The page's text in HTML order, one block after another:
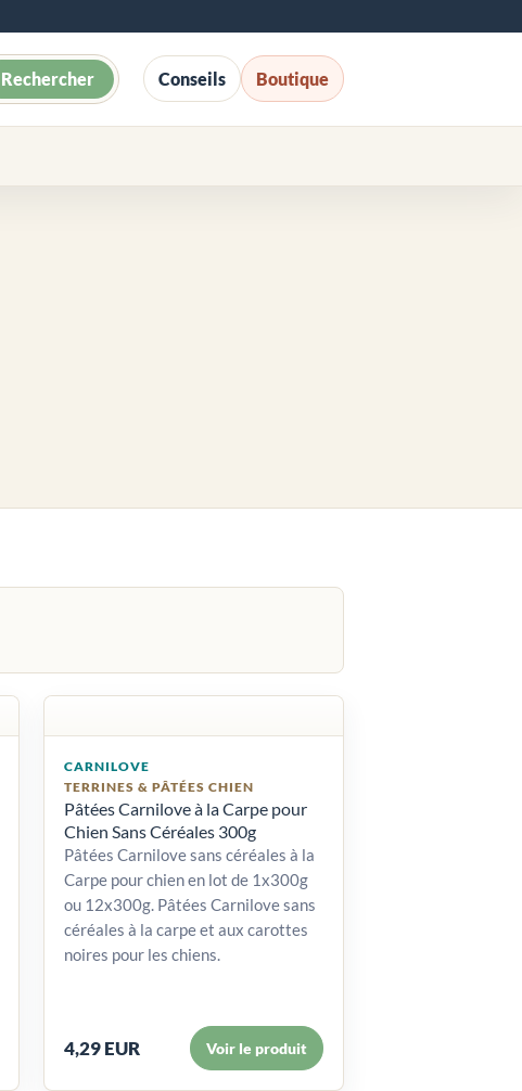
Rechercher Conseils Boutique
CARNILOVE
TERRINES & PÂTÉES CHIEN
Pâtées Carnilove à la Carpe pour
Chien Sans Céréales 300g
Pâtées Carnilove sans céréales à la
Carpe pour chien en lot de 1x300g
ou 12x300g. Pâtées Carnilove sans
céréales à la carpe et aux carottes
noires pour les chiens.
4,29 EUR Voir le produit